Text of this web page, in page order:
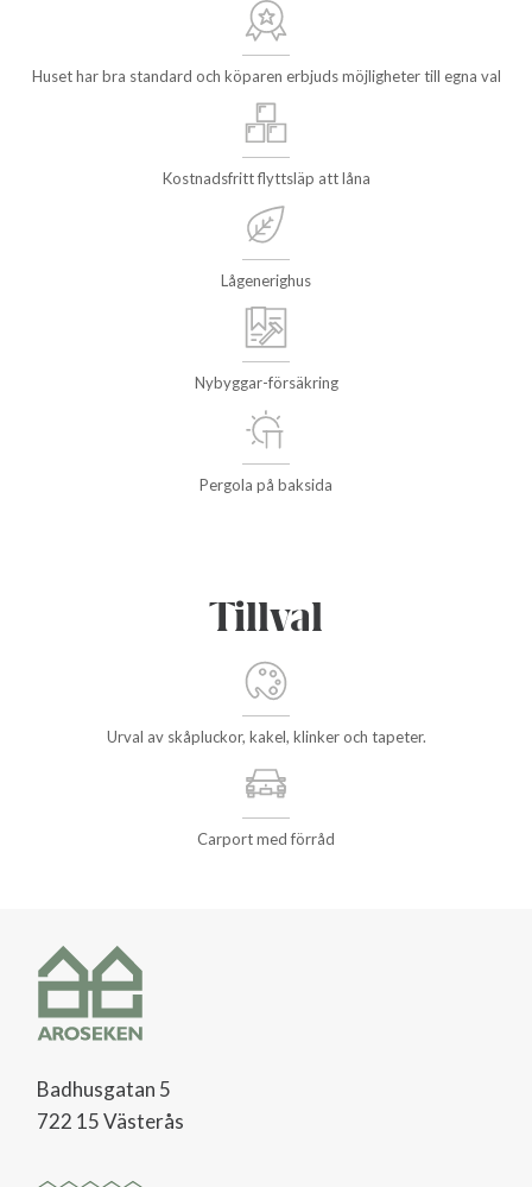
Huset har bra standard och köparen erbjuds möjligheter till egna val
Kostnadsfritt flyttsläp att låna
Lågenerighus
Nybyggar-försäkring
Pergola på baksida
Tillval
Urval av skåpluckor, kakel, klinker och tapeter.
Carport med förråd
Badhusgatan 5
722 15 Västerås